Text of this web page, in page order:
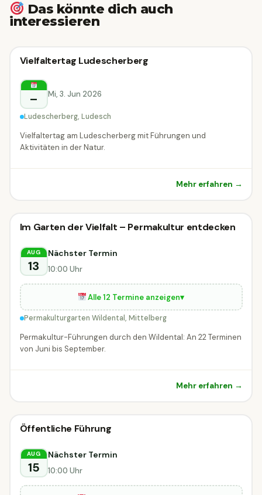
Das könnte dich auch
interessieren
🗣
Führung
Ludesch
🗣 Führung
Vielfaltertag Ludescherberg
– Mi, 3. Jun 2026
Ludescherberg, Ludesch
Vielfaltertag am Ludescherberg mit Führungen und
Aktivitäten in der Natur.
Mehr erfahren →
🗣
Führung
Mittelberg
🗣 Führung DIESE WOCHE
Im Garten der Vielfalt – Permakultur entdecken
AUG
13
Nächster Termin
10:00 Uhr
Alle 12 Termine anzeigen▾
Permakulturgarten Wildental, Mittelberg
Permakultur-Führungen durch den Wildental: An 22 Terminen
von Juni bis September.
Mehr erfahren →
🗣
Führung
Riefensberg
🗣 Führung
Öffentliche Führung
AUG
15
Nächster Termin
10:00 Uhr